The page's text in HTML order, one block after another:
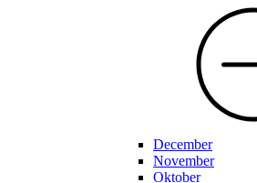
December
November
Oktober